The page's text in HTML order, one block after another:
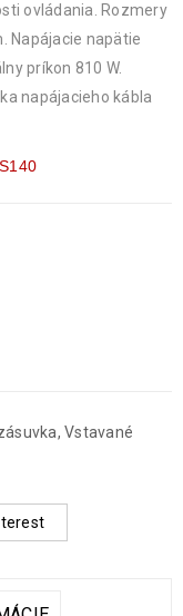
ovládania. Rozmery
Napájacie napätie
príkon 810 W.
napájacieho kábla
, Vstavané